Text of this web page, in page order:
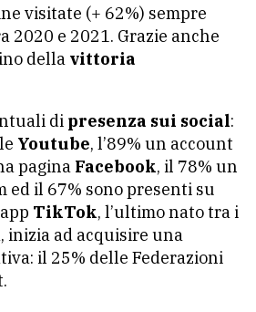
visitate (+ 62%) sempre
2020 e 2021. Grazie anche
della vittoria
di presenza sui social:
Youtube, l’89% un account
pagina Facebook, il 78% un
ed il 67% sono presenti su
TikTok, l’ultimo nato tra i
inizia ad acquisire una
il 25% delle Federazioni